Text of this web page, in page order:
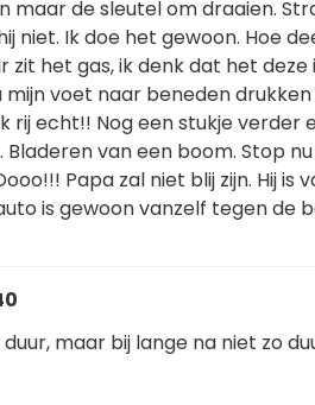
maar de sleutel om draaien.
niet. Ik doe het gewoon. Hoe
zit het gas, ik denk dat het deze
mijn voet naar beneden
rij echt!! Nog een stukje verder
van een boom. Stop
Papa zal niet blij zijn. Hij is
is gewoon vanzelf tegen de
maar bij lange na niet zo